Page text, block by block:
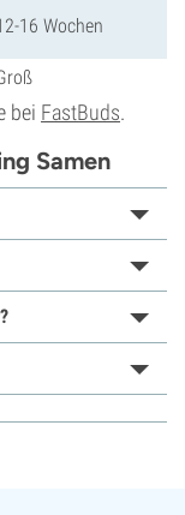
16 Wochen
bei FastBuds.
Samen